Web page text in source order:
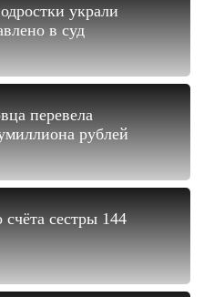
украли
в суд
перевела
рублей
сестры 144